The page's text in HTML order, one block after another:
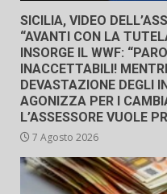
SICILIA, VIDEO
“AVANTI CON LA
INSORGE IL WWF:
INACCETTABILI!
DEVASTAZIONE DEGLI
AGONIZZA PER I
L’ASSESSORE VUOLE
7 Agosto 2026